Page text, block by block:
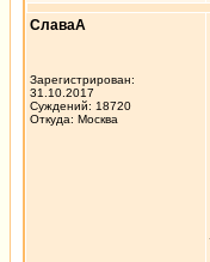
СлаваА
Зарегистрирован:
31.10.2017
Суждений: 18720
Откуда: Москва